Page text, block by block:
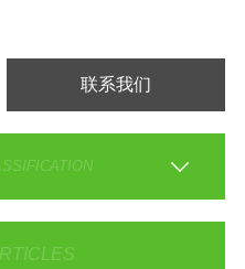
联系我们